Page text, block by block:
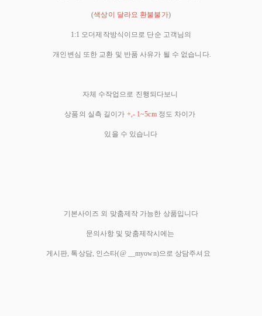
(색상이 달라요 환불불가)
1:1 오더제작방식이므로 단순 고객님의
개인변심 또한 교환 및 반품 사유가 될 수 없습니다.
자체 수작업으로 진행되다보니
상품의 실측 길이가 +,- 1~5cm 정도 차이가
있을 수 있습니다
기본사이즈 외 맞춤제작 가능한 상품입니다
문의사항 및 맞춤제작시에는
게시판, 톡상담, 인스타(@ __myown)으로 상담주셔요